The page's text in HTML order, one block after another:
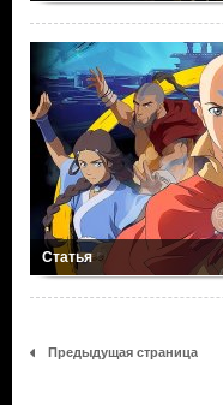
Статья
Предыдущая страница